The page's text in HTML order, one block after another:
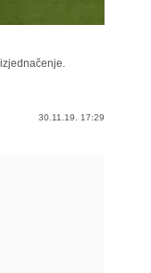
30.11.19. 17:29